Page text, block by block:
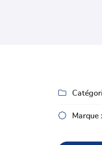
En cochant cette case,
l'adresse email indiqué ci-

 Marque :